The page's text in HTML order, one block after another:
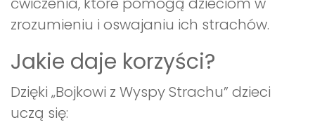
zrozumieniu i oswajaniu ich strachów.
Jakie daje korzyści?
Dzięki „Bojkowi z Wyspy Strachu” dzieci
uczą się: